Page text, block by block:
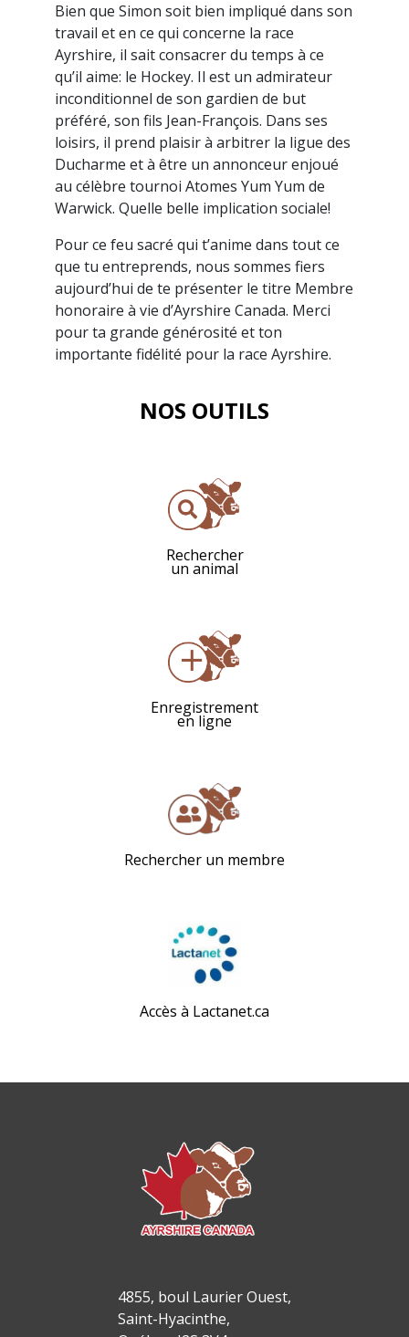
Bien que Simon soit bien impliqué dans son
travail et en ce qui concerne la race
Ayrshire, il sait consacrer du temps à ce
qu’il aime: le Hockey. Il est un admirateur
inconditionnel de son gardien de but
préféré, son fils Jean-François. Dans ses
loisirs, il prend plaisir à arbitrer la ligue des
Ducharme et à être un annonceur enjoué
au célèbre tournoi Atomes Yum Yum de
Warwick. Quelle belle implication sociale!
Pour ce feu sacré qui t’anime dans tout ce
que tu entreprends, nous sommes fiers
aujourd’hui de te présenter le titre Membre
honoraire à vie d’Ayrshire Canada. Merci
pour ta grande générosité et ton
importante fidélité pour la race Ayrshire.
NOS OUTILS
Rechercher
un animal
Enregistrement
en ligne
Rechercher un membre
Accès à Lactanet.ca
4855, boul Laurier Ouest,
Saint-Hyacinthe,